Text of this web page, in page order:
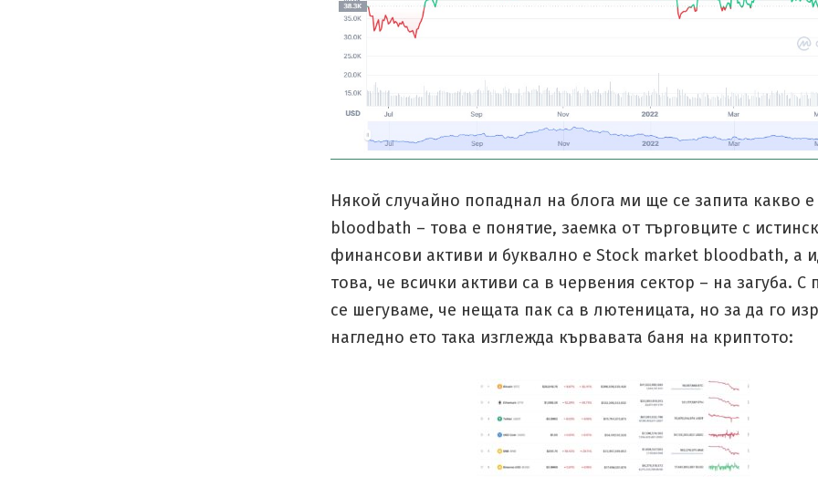
Някой случайно попаднал на блога ми ще се запита какво
bloodbath – това е понятие, заемка от търговците с
финансови активи и буквално е Stock market bloodbath, а
това, че всички активи са в червения сектор – на загуба. С
се шегуваме, че нещата пак са в лютеницата, но за да го
нагледно ето така изглежда кървавата баня на криптото: